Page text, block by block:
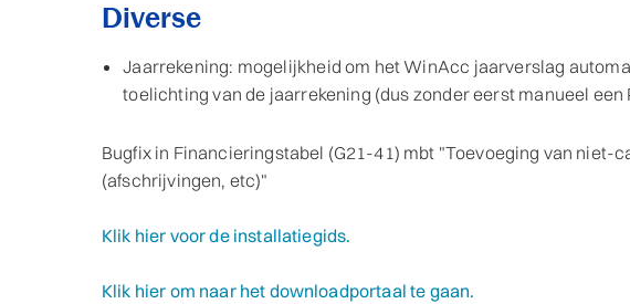
Diverse
Jaarrekening: mogelijkheid om het WinAcc jaarverslag
toelichting van de jaarrekening (dus zonder eerst manueel een
Bugfix in Financieringstabel (G21-41) mbt "Toevoeging van niet-
(afschrijvingen, etc)"
Klik hier voor de installatiegids.
Klik hier om naar het downloadportaal te gaan.